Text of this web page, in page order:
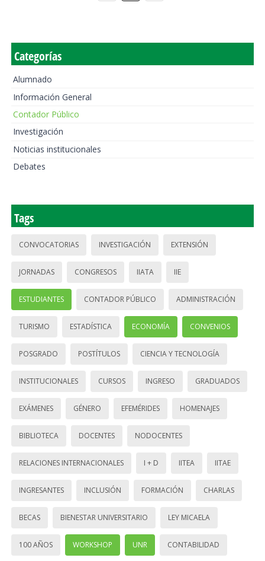
Categorías
Alumnado
Información General
Contador Público
Investigación
Noticias institucionales
Debates
Tags
CONVOCATORIAS INVESTIGACIÓN EXTENSIÓN
JORNADAS CONGRESOS IIATA IIE
ESTUDIANTES CONTADOR PÚBLICO ADMINISTRACIÓN
TURISMO ESTADÍSTICA ECONOMÍA CONVENIOS
POSGRADO POSTÍTULOS CIENCIA Y TECNOLOGÍA
INSTITUCIONALES CURSOS INGRESO GRADUADOS
EXÁMENES GÉNERO EFEMÉRIDES HOMENAJES
BIBLIOTECA DOCENTES NODOCENTES
RELACIONES INTERNACIONALES I + D IITEA IITAE
INGRESANTES INCLUSIÓN FORMACIÓN CHARLAS
BECAS BIENESTAR UNIVERSITARIO LEY MICAELA
100 AÑOS WORKSHOP UNR CONTABILIDAD